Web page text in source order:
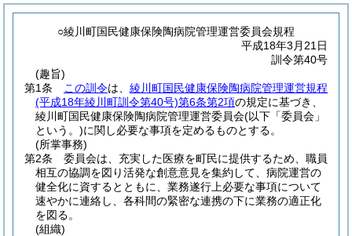
○綾川町国民健康保険陶病院管理運営委員会規程
平成18年3月21日
訓令第40号
(趣旨)
第1条
この訓令は、 綾川町国民健康保険陶病院管理運営規程
(平成18年綾川町訓令第40号)第6条第2項の規定に基づき、
綾川町国民健康保険陶病院管理運営委員会(以下「委員会」
という。)に関し必要な事項を定めるものとする。
(所掌事務)
第2条
委員会は、充実した医療を町民に提供するため、職員
相互の協調を図り活発な創意意見を集約して、病院運営の
健全化に資するとともに、業務遂行上必要な事項について
速やかに連絡し、各科間の緊密な連携の下に業務の適正化
を図る。
(組織)